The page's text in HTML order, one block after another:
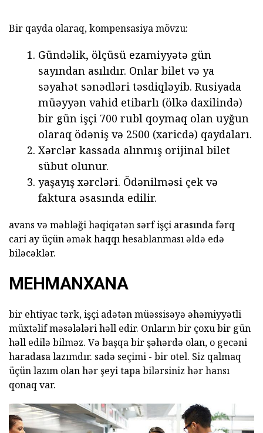
Bir qayda olaraq, kompensasiya mövzu:
Gündəlik, ölçüsü ezamiyyətə gün
sayından asılıdır. Onlar bilet və ya
səyahət sənədləri təsdiqləyib. Rusiyada
müəyyən vahid etibarlı (ölkə daxilində)
bir gün işçi 700 rubl qoymaq olan uyğun
olaraq ödəniş və 2500 (xaricdə) qaydaları.
Xərclər kassada alınmış orijinal bilet
sübut olunur.
yaşayış xərcləri. Ödənilməsi çek və
faktura əsasında edilir.
avans və məbləği həqiqətən sərf işçi arasında fərq
cari ay üçün əmək haqqı hesablanması əldə edə
biləcəklər.
MEHMANXANA
bir ehtiyac tərk, işçi adətən müəssisəyə əhəmiyyətli
müxtəlif məsələləri həll edir. Onların bir çoxu bir gün
həll edilə bilməz. Və başqa bir şəhərdə olan, o gecəni
haradasa lazımdır. sadə seçimi - bir otel. Siz qalmaq
üçün lazım olan hər şeyi tapa bilərsiniz hər hansı
qonaq var.